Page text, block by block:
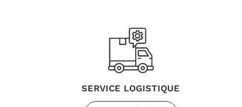
SERVICE LOGISTIQUE